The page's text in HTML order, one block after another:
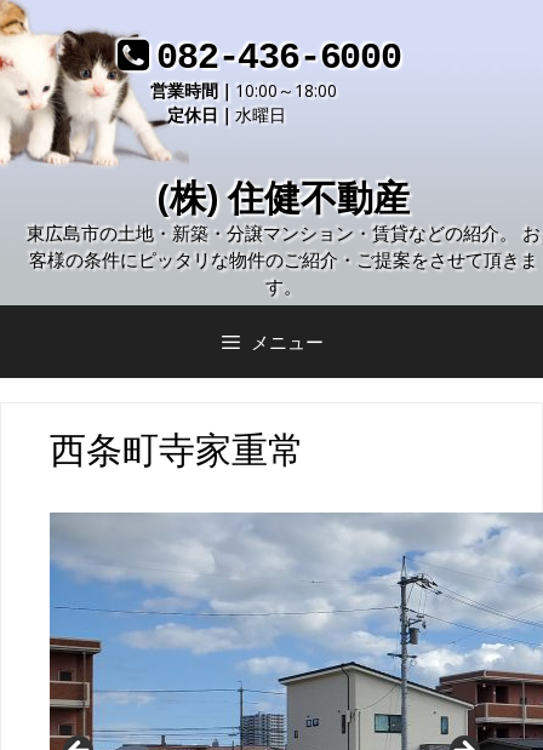
コ
ン
テ
ン
ツ
へ
082-436-6000
営業時間｜ 10:00～18:00
定休日｜ 水曜日
(株) 住健不動産
東広島市の土地・新築・分譲マンション・賃貸などの紹介。 お
客様の条件にピッタリな物件のご紹介・ご提案をさせて頂きま
す。
メニュー
西条町寺家重常